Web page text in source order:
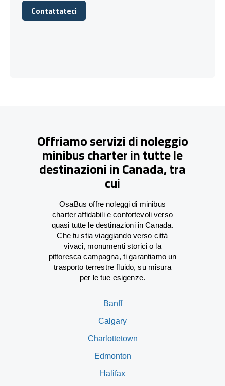
Contattateci
Contattateci
Offriamo servizi di noleggio
minibus charter in tutte le
destinazioni in Canada, tra
cui
OsaBus offre noleggi di minibus
charter affidabili e confortevoli verso
quasi tutte le destinazioni in Canada.
Che tu stia viaggiando verso città
vivaci, monumenti storici o la
pittoresca campagna, ti garantiamo un
trasporto terrestre fluido, su misura
per le tue esigenze.
Banff
Calgary
Charlottetown
Edmonton
Halifax